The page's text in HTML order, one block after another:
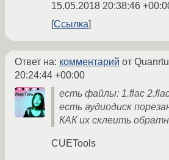
15.05.2018 20:38:46
Ссылка
Ответ на: комментарий от
20:24:44 +00:00
есть файлы: 1.flac
есть аудиодиск
КАК их склеить
CUETools